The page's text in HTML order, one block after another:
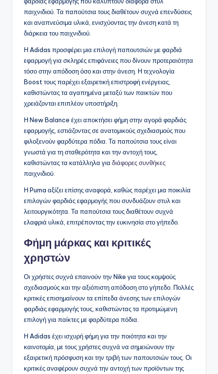
παιχνιδιού. Τα παπούτσια τους διαθέτουν συχνά επενδύσεις
και αναπνεύσιμα υλικά, ενισχύοντας την άνεση κατά τη
διάρκεια του παιχνιδιού.
Η Adidas προσφέρει μια επιλογή παπουτσιών με φαρδιά
εφαρμογή για σκληρές επιφάνειες που δίνουν προτεραιότητα
τόσο στην απόδοση όσο και στην άνεση. Η τεχνολογία
Boost τους παρέχει εξαιρετική επιστροφή ενέργειας,
καθιστώντας τα αγαπημένα μεταξύ των παικτών που
χρειάζονται επιπλέον υποστήριξη.
Η New Balance έχει αποκτήσει φήμη στην αγορά φαρδιάς
εφαρμογής, εστιάζοντας σε ανατομικούς σχεδιασμούς που
φιλοξενούν φαρδύτερα πόδια. Τα παπούτσια τους είναι
γνωστά για τη σταθερότητα και την αντοχή τους,
καθιστώντας τα κατάλληλα για διάφορες συνθήκες
παιχνιδιού.
Η Puma αξίζει επίσης αναφορά, καθώς παρέχει μια ποικιλία
επιλογών φαρδιάς εφαρμογής που συνδυάζουν στυλ και
λειτουργικότητα. Τα παπούτσια τους διαθέτουν συχνά
ελαφριά υλικά, επιτρέποντας την ευκινησία στο γήπεδο.
Φήμη μάρκας και κριτικές
χρηστών
Οι χρήστες συχνά επαινούν την Nike για τους κομψούς
σχεδιασμούς και την αξιόπιστη απόδοση στο γήπεδο. Πολλές
κριτικές επισημαίνουν τα επίπεδα άνεσης των επιλογών
φαρδιάς εφαρμογής τους, καθιστώντας τα προτιμώμενη
επιλογή για παίκτες με φαρδύτερα πόδια.
Η Adidas έχει ισχυρή φήμη για την ποιότητα και την
καινοτομία, με τους χρήστες συχνά να σημειώνουν την
εξαιρετική πρόσφυση και την τριβή των παπουτσιών τους. Οι
κριτικές αναφέρουν συχνά την αντοχή των προϊόντων της